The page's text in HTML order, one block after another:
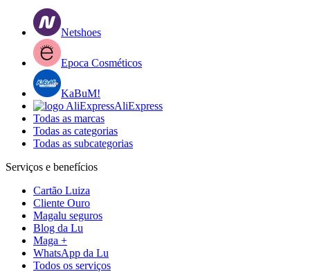
Netshoes
Epoca Cosméticos
KaBuM!
AliExpress
Todas as marcas
Todas as categorias
Todas as subcategorias
Serviços e benefícios
Cartão Luiza
Cliente Ouro
Magalu seguros
Blog da Lu
Maga +
WhatsApp da Lu
Todos os serviços